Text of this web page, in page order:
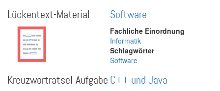
Lückentext-Material Software
Fachliche Einordnung
Informatik
Schlagwörter
Software
Kreuzworträtsel-Aufgabe C++ und Java